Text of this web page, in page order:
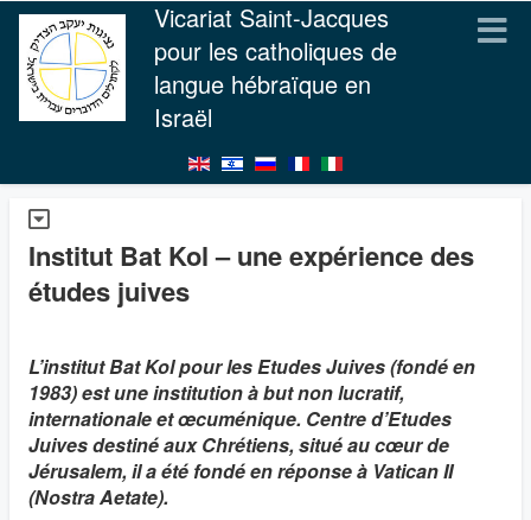
Vicariat Saint-Jacques
pour les catholiques de
langue hébraïque en
Israël
Institut Bat Kol – une expérience des
études juives
L’institut Bat Kol pour les Etudes Juives (fondé en
1983) est une institution à but non lucratif,
internationale et œcuménique. Centre d’Etudes
Juives destiné aux Chrétiens, situé au cœur de
Jérusalem, il a été fondé en réponse à Vatican II
(Nostra Aetate).